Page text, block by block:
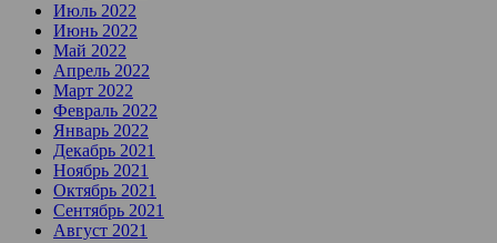
Июль 2022
Июнь 2022
Май 2022
Апрель 2022
Март 2022
Февраль 2022
Январь 2022
Декабрь 2021
Ноябрь 2021
Октябрь 2021
Сентябрь 2021
Август 2021